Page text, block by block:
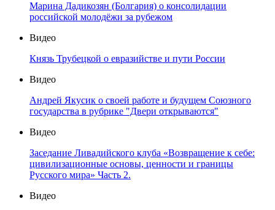
Марина Дадикозян (Болгария) о консолидации
российской молодёжи за рубежом
Видео
Князь Трубецкой о евразийстве и пути России
Видео
Андрей Якусик о своей работе и будущем Союзного
государства в рубрике "Двери открываются"
Видео
Заседание Ливадийского клуба «Возвращение к себе:
цивилизационные основы, ценности и границы
Русского мира» Часть 2.
Видео